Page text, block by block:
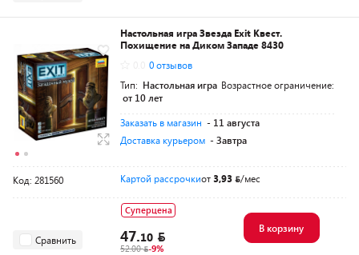
Настольная игра Звезда Exit Квест.
Похищение на Диком Западе 8430
0 отзывов
Тип: Настольная игра Возрастное ограничение:
от 10 лет
Заказать в магазин - 11 августа
Доставка курьером - Завтра
Код: 281560 Картой рассрочкиот3,93 /мес
Сравнить
Суперцена
47.10
52.00 -9%
В корзину